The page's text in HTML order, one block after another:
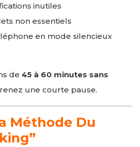
inutiles
non essentiels
en mode silencieux
de 45 à 60 minutes sans
une courte pause.
Méthode Du